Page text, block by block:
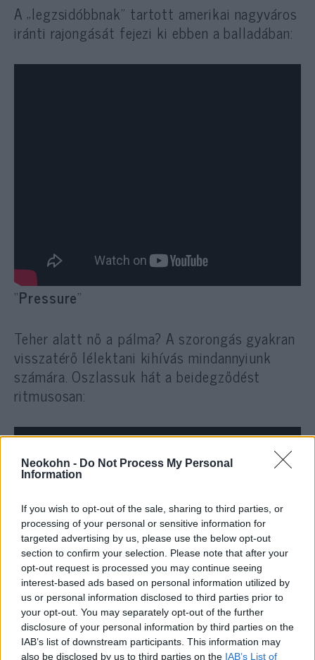
Neokohn - Do Not Process My Personal
Information
If you wish to opt-out of the sale, sharing to third parties, or
processing of your personal or sensitive information for
targeted advertising by us, please use the below opt-out
section to confirm your selection. Please note that after your
opt-out request is processed you may continue seeing
interest-based ads based on personal information utilized by
us or personal information disclosed to third parties prior to
your opt-out. You may separately opt-out of the further
disclosure of your personal information by third parties on the
IAB’s list of downstream participants. This information may
also be disclosed by us to third parties on the IAB’s List of
A „legzsidóbbnak” tartott amerikai nagyváros
iránti rajongását fejezi ki ebben a balladában:
“Pressure”
Teher alatt nő a pálma? A szorongás gyakran
visszatérő lélektani kihívás mindannyiunk
számára. Oszlassuk hát a beidegződést
ritmusosan: